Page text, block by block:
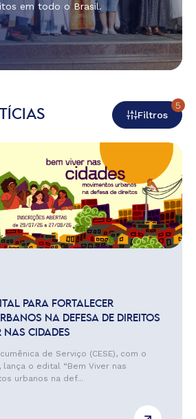
em todo o Brasil.
Filtros
5
PARA FORTALECER
NA DEFESA DE DIREITOS
NAS CIDADES
de Serviço (CESE), com o
o edital “Bem Viver nas
urbanos na def...